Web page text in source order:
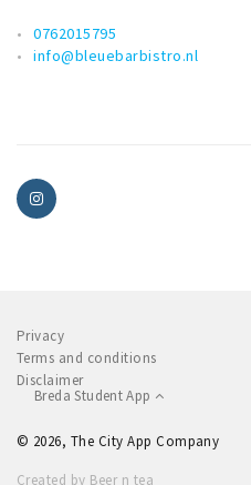
0762015795
info@bleuebarbistro.nl
Privacy
Terms and conditions
Disclaimer
Breda Student App
© 2026, The City App Company
Created by Beer n tea